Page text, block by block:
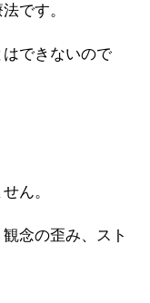
です。
できないので
ん。
念の歪み、スト